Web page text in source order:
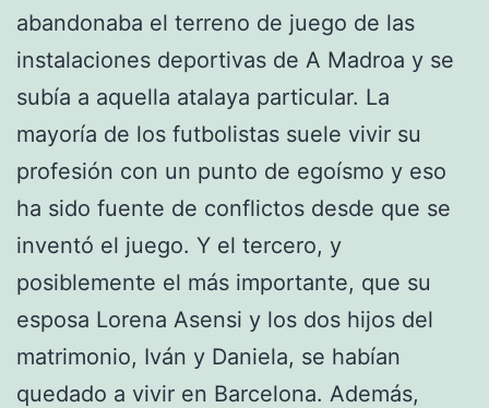
abandonaba el terreno de juego de las
instalaciones deportivas de A Madroa y se
subía a aquella atalaya particular. La
mayoría de los futbolistas suele vivir su
profesión con un punto de egoísmo y eso
ha sido fuente de conflictos desde que se
inventó el juego. Y el tercero, y
posiblemente el más importante, que su
esposa Lorena Asensi y los dos hijos del
matrimonio, Iván y Daniela, se habían
quedado a vivir en Barcelona. Además,